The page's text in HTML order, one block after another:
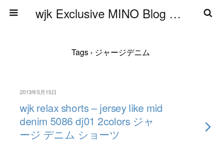
wjk Exclusive MINO Blog ブログ
Tags › ジャージデニム
2013年5月15日
wjk relax shorts – jersey like mid
denim 5086 dj01 2colors ジャ
ージ デニム ショーツ